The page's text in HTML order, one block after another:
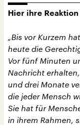
Hier ihre
„Bis vor Kurzem
heute die
Vor fünf Minuten
Nachricht
und drei Monate
die jeder Mensch
Sie hat für
in ihrem Rahmen,